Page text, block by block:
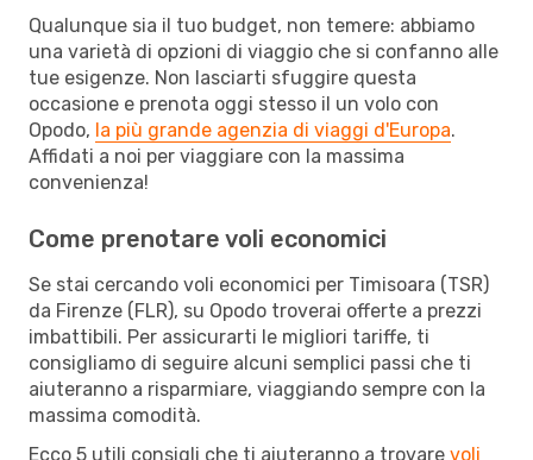
Qualunque sia il tuo budget, non temere: abbiamo
una varietà di opzioni di viaggio che si confanno alle
tue esigenze. Non lasciarti sfuggire questa
occasione e prenota oggi stesso il un volo con
Opodo, la più grande agenzia di viaggi d'Europa.
Affidati a noi per viaggiare con la massima
convenienza!
Come prenotare voli economici
Se stai cercando voli economici per Timisoara (TSR)
da Firenze (FLR), su Opodo troverai offerte a prezzi
imbattibili. Per assicurarti le migliori tariffe, ti
consigliamo di seguire alcuni semplici passi che ti
aiuteranno a risparmiare, viaggiando sempre con la
massima comodità.
Ecco 5 utili consigli che ti aiuteranno a trovare voli